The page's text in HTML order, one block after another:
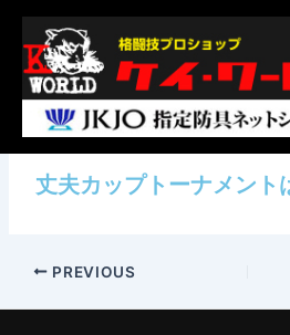
丈夫カップトーナ
丈夫カップトーナメント
Post
navigation
PREVIOUS